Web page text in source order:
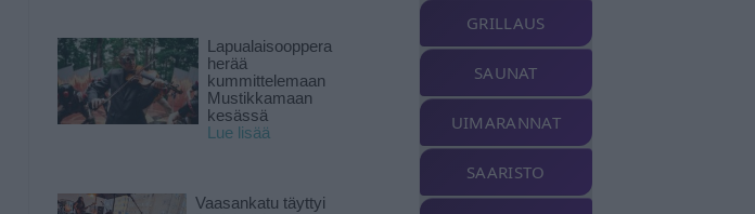
Lapualaisooppera
herää
kummittelemaan
Mustikkamaan
kesässä
Lue lisää
Vaasankatu täyttyi
GRILLAUS
SAUNAT
UIMARANNAT
SAARISTO